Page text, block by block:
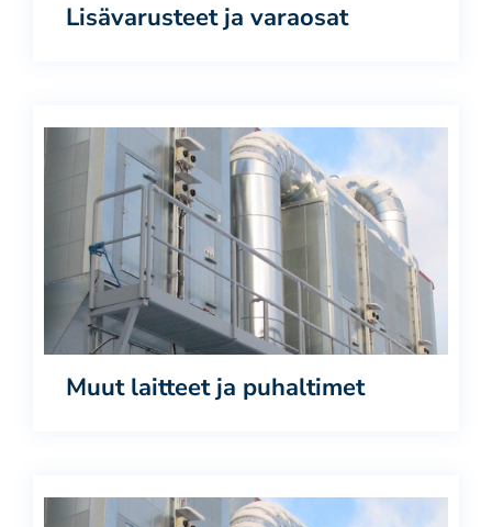
Lisävarusteet ja varaosat
Muut laitteet ja puhaltimet